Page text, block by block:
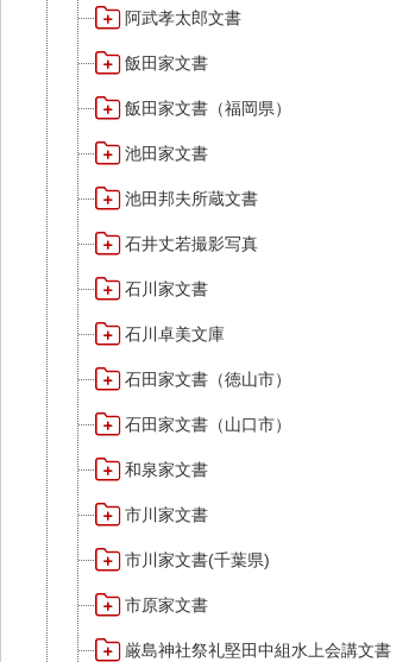
阿武孝太郎文書
飯田家文書
飯田家文書（福岡県）
池田家文書
池田邦夫所蔵文書
石井丈若撮影写真
石川家文書
石川卓美文庫
石田家文書（徳山市）
石田家文書（山口市）
和泉家文書
市川家文書
市川家文書(千葉県)
市原家文書
厳島神社祭礼堅田中組水上会講文書